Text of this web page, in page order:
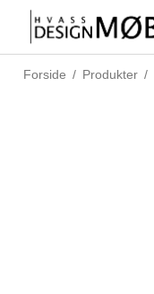
Forside / Produkter /